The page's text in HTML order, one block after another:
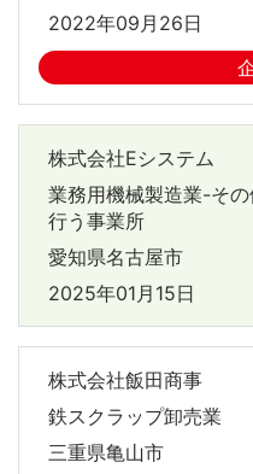
2022年09月26日
株式会社Eシステム
業務用機械製造業-そ
行う事業所
愛知県名古屋市
2025年01月15日
株式会社飯田商事
鉄スクラップ卸売業
三重県亀山市